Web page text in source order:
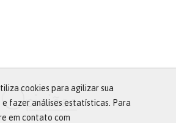
cookies para agilizar sua
fazer análises estatísticas. Para
em contato com